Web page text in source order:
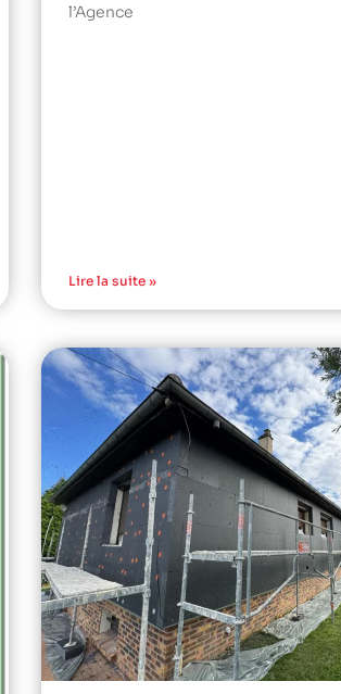
l’Agence
Lire la suite »